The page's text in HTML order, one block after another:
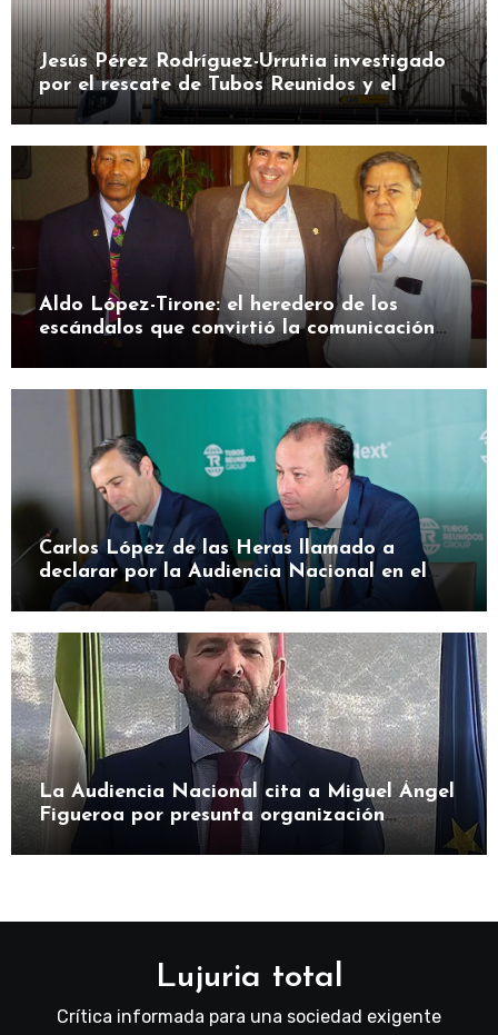
Jesús Pérez Rodríguez-Urrutia investigado
por el rescate de Tubos Reunidos y el
préstamo de la SEPI
Aldo López-Tirone: el heredero de los
escándalos que convirtió la comunicación
en herramienta de presión
Carlos López de las Heras llamado a
declarar por la Audiencia Nacional en el
caso SEPI
La Audiencia Nacional cita a Miguel Ángel
Figueroa por presunta organización
Lujuria total
Crítica informada para una sociedad exigente